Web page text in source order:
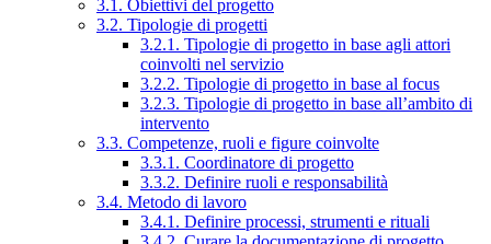
3.1. Obiettivi del progetto
3.2. Tipologie di progetti
3.2.1. Tipologie di progetto in base agli attori
coinvolti nel servizio
3.2.2. Tipologie di progetto in base al focus
3.2.3. Tipologie di progetto in base all’ambito di
intervento
3.3. Competenze, ruoli e figure coinvolte
3.3.1. Coordinatore di progetto
3.3.2. Definire ruoli e responsabilità
3.4. Metodo di lavoro
3.4.1. Definire processi, strumenti e rituali